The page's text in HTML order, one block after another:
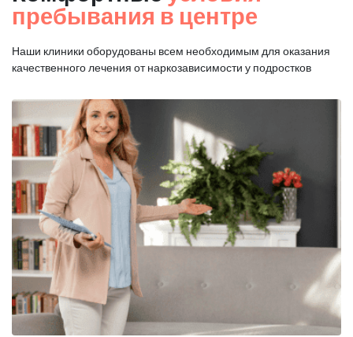
пребывания в центре
Наши клиники оборудованы всем необходимым для оказания
качественного лечения от наркозависимости у подростков